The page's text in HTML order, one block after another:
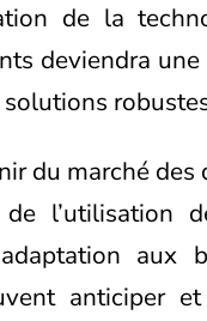
de la
deviendra
du marché
de l’utilisation
aux
anticiper